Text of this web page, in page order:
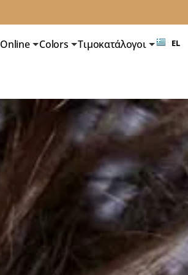
Online Colors Τιμοκατάλογοι EL